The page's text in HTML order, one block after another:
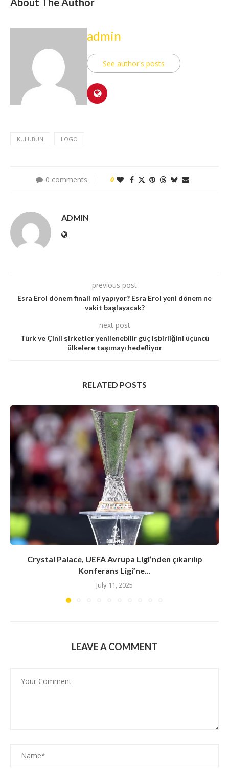
admin
See author's posts
KULÜBÜN LOGO
0 comments 0
ADMIN
previous post
Esra Erol dönem finali mi yapıyor? Esra Erol yeni dönem ne
vakit başlayacak?
next post
Türk ve Çinli şirketler yenilenebilir güç işbirliğini üçüncü
ülkelere taşımayı hedefliyor
RELATED POSTS
Crystal Palace, UEFA Avrupa Ligi’nden çıkarılıp
Konferans Ligi’ne...
July 11, 2025
LEAVE A COMMENT